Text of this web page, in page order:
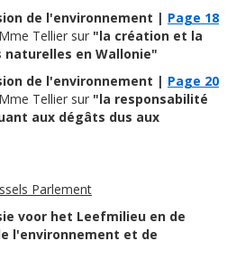
de l'environnement | Page 18
Tellier sur "la création et la
en Wallonie"
de l'environnement | Page 20
Tellier sur "la responsabilité
aux dégâts dus aux
Parlement
voor het Leefmilieu en de
l'environnement et de